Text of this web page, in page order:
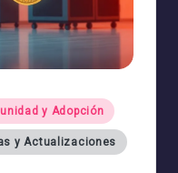
y Adopción
y Actualizaciones